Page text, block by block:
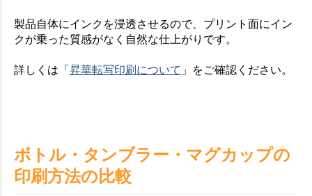
製品自体にインクを浸透させるので、プリント面にイン
クが乗った質感がなく自然な仕上がりです。
詳しくは「 昇華転写印刷について 」をご確認ください。
ボトル・タンブラー・マグカップの
印刷方法の比較